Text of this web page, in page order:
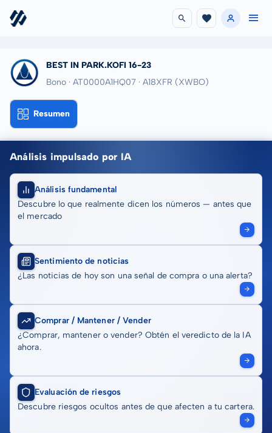
BEST IN PARK.KOFI 16-23
Bono · AT0000A1HQ07 · A18XFR (XWBO)
Resumen
Análisis impulsado por IA
Análisis fundamental
Descubre lo que realmente dicen los números — antes que
el mercado
Sentimiento de noticias
¿Las noticias de hoy son una señal de compra o una alerta?
Comprar / Mantener / Vender
¿Comprar, mantener o vender? Obtén el veredicto de la IA
ahora.
Evaluación de riesgos
Descubre riesgos ocultos antes de que afecten a tu cartera.